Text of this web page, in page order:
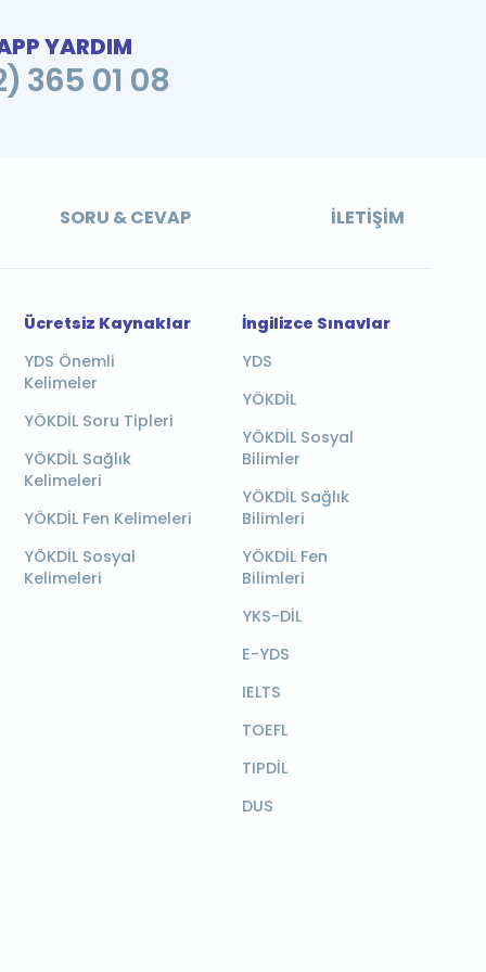
YARDIM
365 01 08
SORU & CEVAP İLETIŞIM
Ücretsiz Kaynaklar
YDS Önemli
Kelimeler
YÖKDİL Soru Tipleri
YÖKDİL Sağlık
Kelimeleri
YÖKDİL Fen Kelimeleri
YÖKDİL Sosyal
Kelimeleri
İngilizce Sınavlar
YDS
YÖKDİL
YÖKDİL Sosyal
Bilimler
YÖKDİL Sağlık
Bilimleri
YÖKDİL Fen
Bilimleri
YKS-DİL
E-YDS
IELTS
TOEFL
TIPDİL
DUS